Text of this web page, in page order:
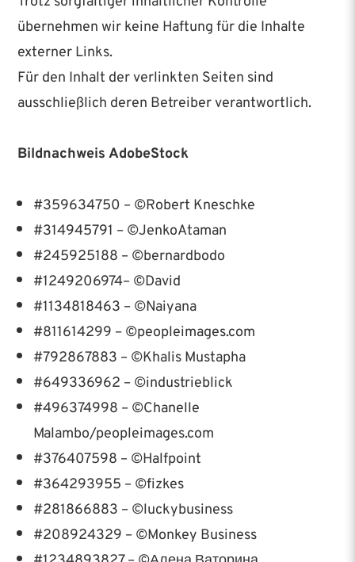
übernehmen wir keine Haftung für die Inhalte
externer Links.
Für den Inhalt der verlinkten Seiten sind
ausschließlich deren Betreiber verantwortlich.
Bildnachweis AdobeStock
#359634750 – ©Robert Kneschke
#314945791 – ©JenkoAtaman
#245925188 – ©bernardbodo
#1249206974– ©David
#1134818463 – ©Naiyana
#811614299 – ©peopleimages.com
#792867883 – ©Khalis Mustapha
#649336962 – ©industrieblick
#496374998 – ©Chanelle
Malambo/peopleimages.com
#376407598 – ©Halfpoint
#364293955 – ©fizkes
#281866883 – ©luckybusiness
#208924329 – ©Monkey Business